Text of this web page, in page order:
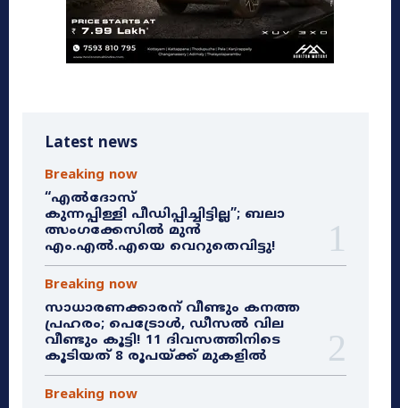
Latest news
Breaking now
“എൽദോസ്
കുന്നപ്പിള്ളി പീഡിപ്പിച്ചിട്ടില്ല”; ബലാ
ത്സംഗക്കേസിൽ മുൻ
എം.എൽ.എയെ വെറുതെവിട്ടു!
Breaking now
സാധാരണക്കാരന് വീണ്ടും കനത്ത
പ്രഹരം; പെട്രോൾ, ഡീസൽ വില
വീണ്ടും കൂട്ടി! 11 ദിവസത്തിനിടെ
കൂടിയത് 8 രൂപയ്ക്ക് മുകളിൽ
Breaking now